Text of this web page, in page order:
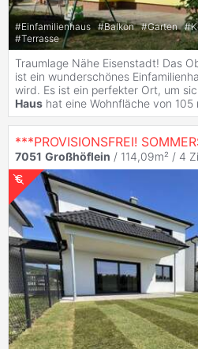
#Einfamilienhaus #Balkon #Garten #
#Terrasse
Traumlage Nähe Eisenstadt! Das
ist ein wunderschönes
wird. Es ist ein perfekter Ort, um
Haus hat eine Wohnfläche von 105
7051 Großhöflein / 114,09m² / 4